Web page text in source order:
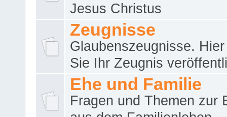
Jesus Christus
Zeugnisse
Glaubenszeugnisse.
Sie Ihr Zeugnis
Ehe und Familie
Fragen und Themen zur